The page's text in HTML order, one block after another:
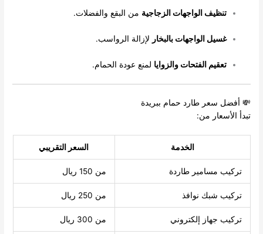
تنظيف الواجهات الزجاجية من البقع والفضلات.
غسيل الواجهات بالبخار لإزالة الرواسب.
تعقيم الفتحات والزوايا لمنع عودة الحمام.
💸 أفضل سعر طارد حمام ببريدة
تبدأ الأسعار من:
الخدمة السعر التقريبي
تركيب مسامير طاردة من 150 ريال
تركيب شبك نوافذ من 250 ريال
تركيب جهاز إلكتروني من 300 ريال